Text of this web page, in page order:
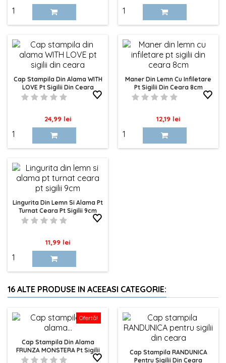
Cap Stampila Din Alama WITH
LOVE Pt Sigilii Din Ceara
Pret
24,99 lei
Maner Din Lemn Cu Infiletare
Pt Sigilii Din Ceara 8cm
Pret
12,19 lei
Lingurita Din Lemn Si Alama Pt
Turnat Ceara Pt Sigilii 9cm
Pret
11,99 lei
16 ALTE PRODUSE IN ACEEASI CATEGORIE:
Ofertă!
Cap Stampila Din Alama
FRUNZA MONSTERA Pt Sigilii
Din Ceara
Cap Stampila RANDUNICA
Pentru Sigilii Din Ceara